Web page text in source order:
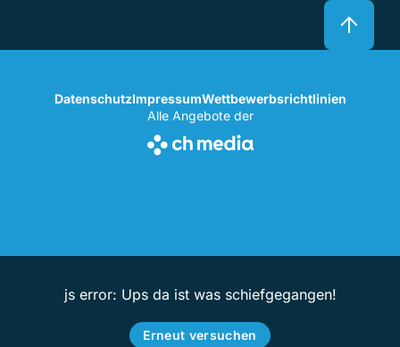
DatenschutzImpressumWettbewerbsrichtlinien
Alle Angebote der
js error: Ups da ist was schiefgegangen!
Erneut versuchen